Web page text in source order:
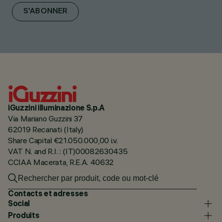
S'ABONNER
iGuzzini illuminazione S.p.A
Via Mariano Guzzini 37
62019 Recanati (Italy)
Share Capital €21.050.000,00 i.v.
VAT N. and R.I. : (IT)00082630435
CCIAA Macerata, R.E.A. 40632
Contacts et adresses
Social
Produits